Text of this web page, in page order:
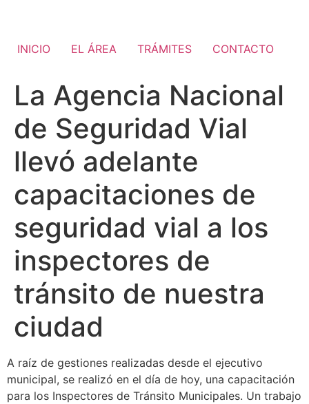
INICIO EL ÁREA TRÁMITES CONTACTO
La Agencia Nacional
de Seguridad Vial
llevó adelante
capacitaciones de
seguridad vial a los
inspectores de
tránsito de nuestra
ciudad
A raíz de gestiones realizadas desde el ejecutivo
municipal, se realizó en el día de hoy, una capacitación
para los Inspectores de Tránsito Municipales. Un trabajo